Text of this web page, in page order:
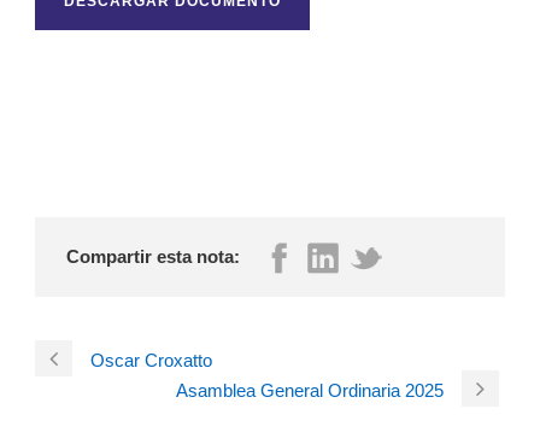
Compartir esta nota:
Oscar Croxatto
Asamblea General Ordinaria 2025